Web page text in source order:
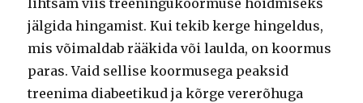
lihtsam viis treeningukoormuse hoidmiseks
jälgida hingamist. Kui tekib kerge hingeldus,
mis võimaldab rääkida või laulda, on koormus
paras. Vaid sellise koormusega peaksid
treenima diabeetikud ja kõrge vererõhuga